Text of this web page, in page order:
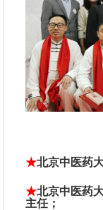
★北京中医药
★北京中医药
主任；